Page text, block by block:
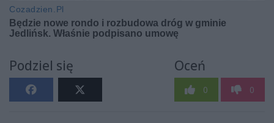
Podziel się Oceń
0 0